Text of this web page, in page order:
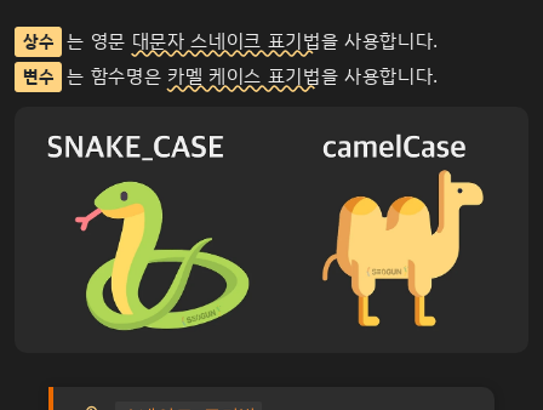
상수 는 영문 대문자 스네이크 표기법을 사용합니다.
변수 는 함수명은 카멜 케이스 표기법을 사용합니다.